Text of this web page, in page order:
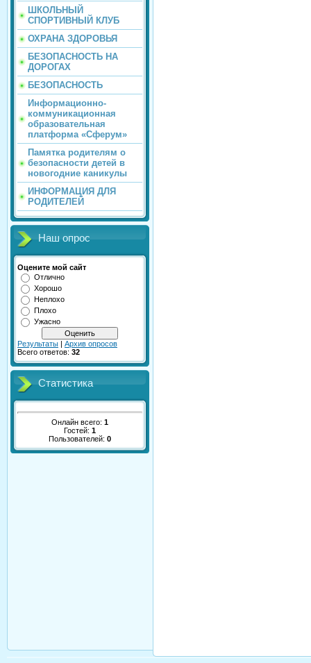
ШКОЛЬНЫЙ
СПОРТИВНЫЙ КЛУБ
ОХРАНА ЗДОРОВЬЯ
БЕЗОПАСНОСТЬ НА
ДОРОГАХ
БЕЗОПАСНОСТЬ
Информационно-
коммуникационная
образовательная
платформа «Сферум»
Памятка родителям о
безопасности детей в
новогодние каникулы
ИНФОРМАЦИЯ ДЛЯ
РОДИТЕЛЕЙ
Наш опрос
Оцените мой сайт
Отлично
Хорошо
Неплохо
Плохо
Ужасно
Результаты | Архив опросов
Всего ответов: 32
Статистика
Онлайн всего: 1
Гостей: 1
Пользователей: 0